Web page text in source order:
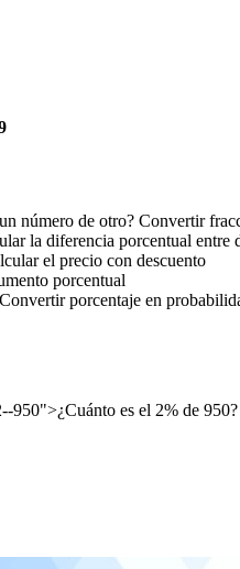
número de otro? Convertir
la diferencia porcentual entre
el precio con descuento
porcentual
porcentaje en
950">¿Cuánto es el 2% de